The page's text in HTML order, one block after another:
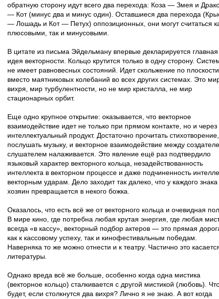
обратную сторону идут всего два перехода: Коза — Змея и
— Кот (минус два и минус один). Оставшиеся два перехода
— Лошадь и Кот — Петух) оппозиционных, они могут считаться
плюсовыми, так и минусовыми.
В цитате из письма Эйдельману впервые декларируется главная
идея векторности. Кольцо крутится только в одну сторону.
не имеет равновесных состояний. Идет скольжение по плоскости
вместо маятниковых колебаний во всех других системах. Это
вихря, мир турбулентности, но не мир кристалла, не мир
стационарных орбит.
Еще одно крупное открытие: оказывается, что векторное
взаимодействие идет не только при прямом контакте, но и через
интеллектуальный продукт. Достаточно прочитать стихотворение,
послушать музыку, и векторное взаимодействие между
слушателем налаживается. Это явление ещё раз подтвердило
языковый характер векторного кольца, незадействованность
интеллекта в векторном процессе и даже подчиненность
векторным ударам. Дело заходит так далеко, что у каждого знака
хозяин превращается в некого божка.
Оказалось, что есть всё же от векторного кольца и очевидная
В мире кино, где потребна любая крутая энергия, где любая
всегда «в кассу», векторный подбор актеров — это прямая
как к кассовому успеху, так и кинофестивальным победам.
Наверняка то же можно отнести и к театру. Частично это
литературы.
Однако вреда всё же больше, особенно когда одна мистика
(векторное кольцо) сталкивается с другой мистикой (любовь).
будет, если столкнутся два вихря? Лично я не знаю. А вот когда